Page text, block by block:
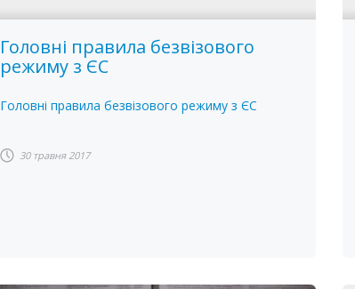
Головні правила безвізового
режиму з ЄС
Головні правила безвізового режиму з ЄС
30 травня 2017